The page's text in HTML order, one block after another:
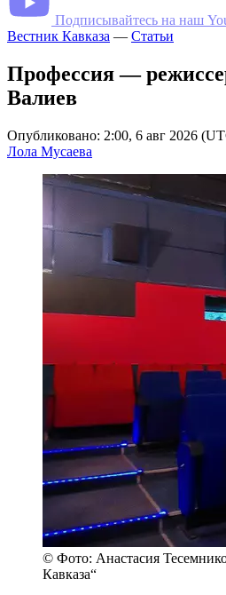
Подписывайтесь на наш
Вестник Кавказа — Статьи
Профессия —
Валиев
Опубликовано: 2:00, 6 авг 2026
Лола Мусаева
© Фото: Анастасия
Кавказа“